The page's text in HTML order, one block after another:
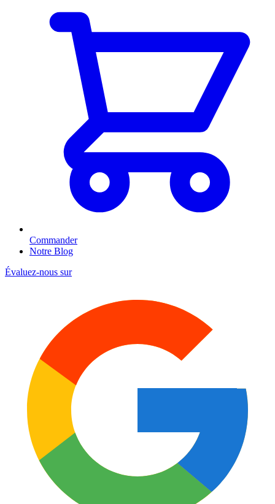
Commander
Notre Blog
Évaluez-nous sur